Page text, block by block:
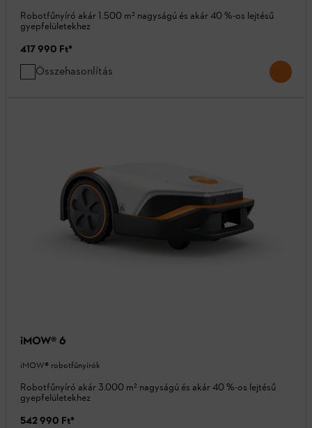
Robotfűnyíró akár 1.500 m² nagyságú és akár 40 %-os lejtésű
gyepfelületekhez
417 990 Ft*
Összehasonlítás
iMOW® 6
iMOW® robotfűnyírók
Robotfűnyíró akár 3.000 m² nagyságú és akár 40 %-os lejtésű
gyepfelületekhez
542 990 Ft*